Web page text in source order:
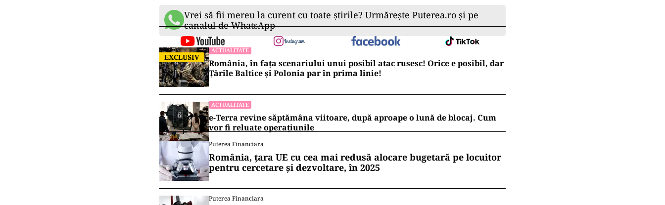
Vrei să fii mereu la curent cu toate știrile? Urmărește Puterea.ro și pe
canalul de WhatsApp
EXCLUSIV
ACTUALITATE
România, în fața scenariului unui posibil atac rusesc! Orice e posibil, dar
Țările Baltice și Polonia par în prima linie!
ACTUALITATE
e-Terra revine săptămâna viitoare, după aproape o lună de blocaj. Cum
vor fi reluate operațiunile
Puterea Financiara
România, țara UE cu cea mai redusă alocare bugetară pe locuitor
pentru cercetare și dezvoltare, în 2025
Puterea Financiara